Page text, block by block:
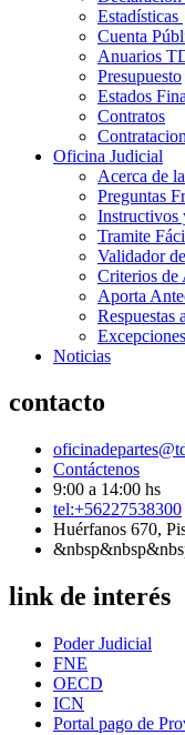
Estadísticas
Cuenta
Anuarios
Presupuesto
Estados
Contratos
Oficina Judicial
Acerca de
Preguntas
Instructivos
Tramite
Validador
Criterios de
Aporta
Respuestas
Noticias
contacto
Contáctenos
9:00 a 14:00 hs
tel:+56227538300
Huérfanos 670,
link de interés
Poder Judicial
FNE
OECD
ICN
Portal pago de